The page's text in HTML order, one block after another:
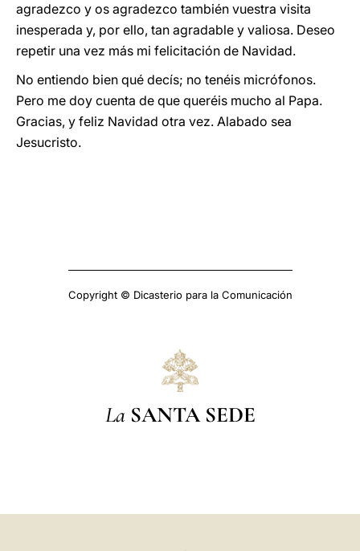
agradezco y os agradezco también vuestra visita
inesperada y, por ello, tan agradable y valiosa. Deseo
repetir una vez más mi felicitación de Navidad.
No entiendo bien qué decís; no tenéis micrófonos.
Pero me doy cuenta de que queréis mucho al Papa.
Gracias, y feliz Navidad otra vez. Alabado sea
Jesucristo.
Copyright © Dicasterio para la Comunicación
La SANTA SEDE